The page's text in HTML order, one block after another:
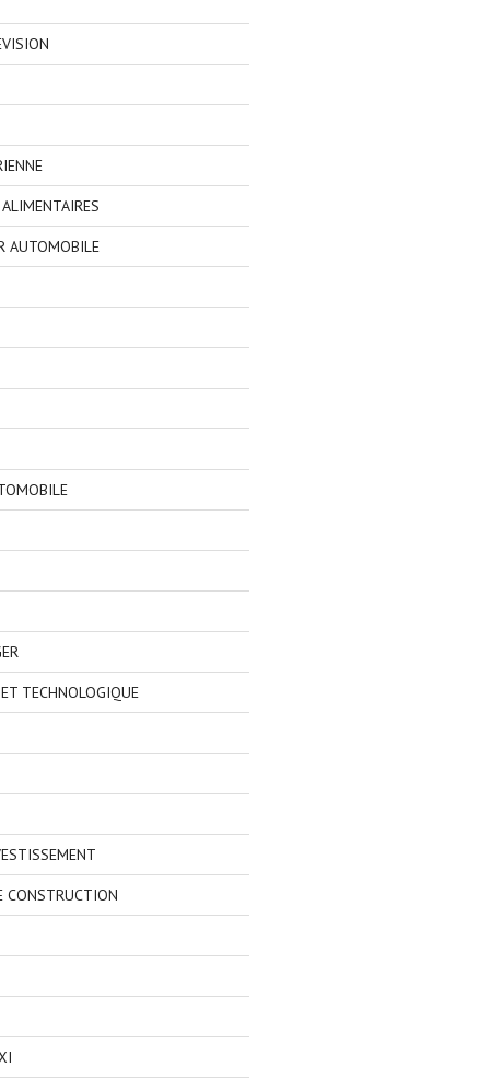
AUTOMOBILE
TECHNOLOGIQUE
CONSTRUCTION